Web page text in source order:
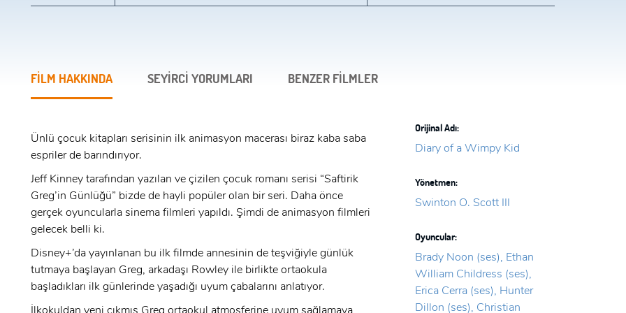
FİLM HAKKINDA SEYİRCİ YORUMLARI BENZER FİLMLER
Ünlü çocuk kitapları serisinin ilk animasyon macerası biraz kaba saba
espriler de barındırıyor.
Jeff Kinney tarafından yazılan ve çizilen çocuk romanı serisi “Saftirik
Greg’in Günlüğü” bizde de hayli popüler olan bir seri. Daha önce
gerçek oyuncularla sinema filmleri yapıldı. Şimdi de animasyon filmleri
gelecek belli ki.
Disney+’da yayınlanan bu ilk filmde annesinin de teşviğiyle günlük
tutmaya başlayan Greg, arkadaşı Rowley ile birlikte ortaokula
başladıkları ilk günlerinde yaşadığı uyum çabalarını anlatıyor.
Orijinal Adı:
Diary of a Wimpy Kid
Yönetmen:
Swinton O. Scott III
Oyuncular:
Brady Noon (ses), Ethan
William Childress (ses),
Erica Cerra (ses), Hunter
Dillon (ses), Christian